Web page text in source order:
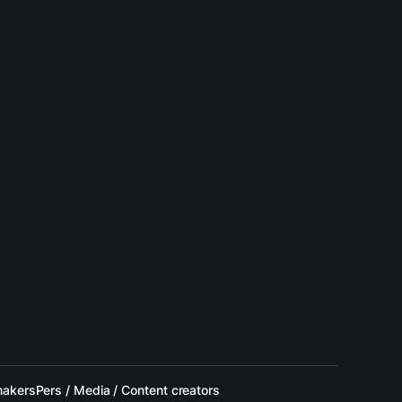
Pers / Media / Content creators